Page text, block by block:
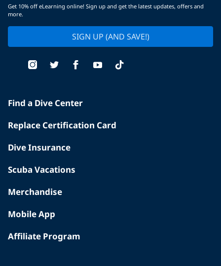
Get 10% off eLearning online! Sign up and get the latest updates, offers and
more.
SIGN UP (AND SAVE!)
Find a Dive Center
Replace Certification Card
Dive Insurance
Scuba Vacations
Merchandise
Mobile App
Affiliate Program